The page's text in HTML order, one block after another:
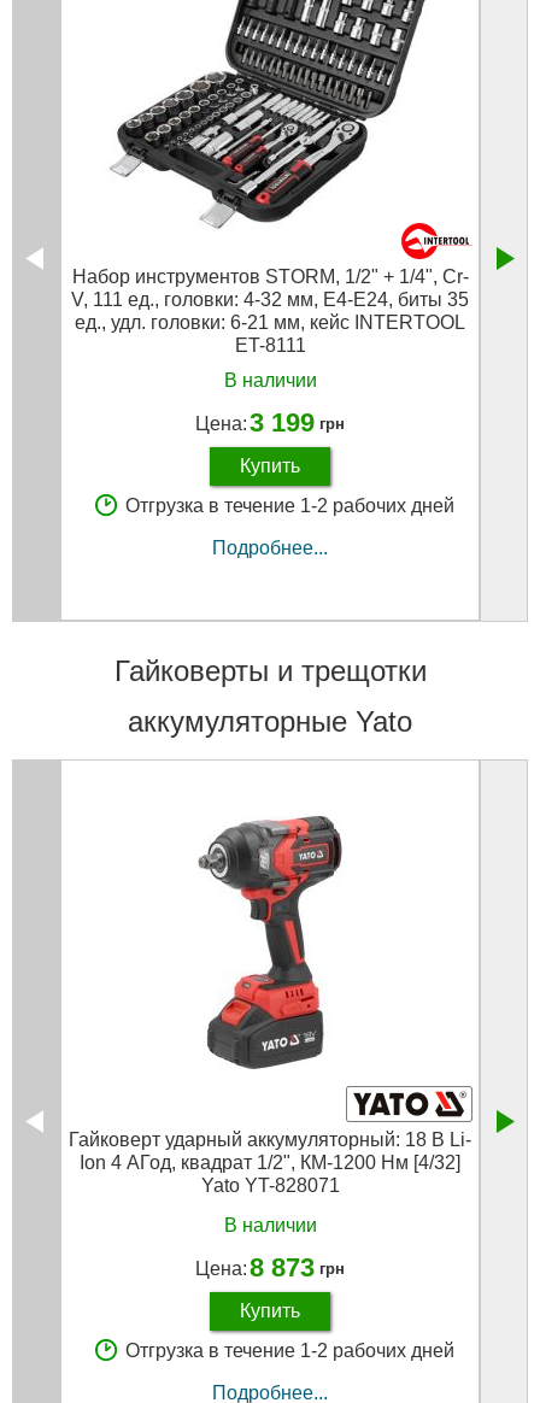
Набор инструментов STORM, 1/2" + 1/4", Cr-
V, 111 ед., головки: 4-32 мм, E4-E24, биты 35
ед., удл. головки: 6-21 мм, кейс INTERTOOL
ET-8111
В наличии
Цена:3 199 грн
Купить
Отгрузка в течение 1-2 рабочих дней
Подробнее...
Гайковерты и трещотки
аккумуляторные Yato
Гайковерт ударный аккумуляторный: 18 В Li-
Ion 4 АГод, квадрат 1/2", КМ-1200 Нм [4/32]
Yato YT-828071
В наличии
Цена:8 873 грн
Купить
Отгрузка в течение 1-2 рабочих дней
Подробнее...